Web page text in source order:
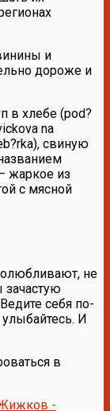
и
дороже и
в хлебе (pod?
na
свиную
жаркое из
с мясной
не
зачастую
себя по-
И
в
-